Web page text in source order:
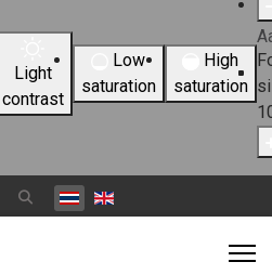
Light
contrast
Low
saturation
High
saturation
เลือกภาษาของคุณ